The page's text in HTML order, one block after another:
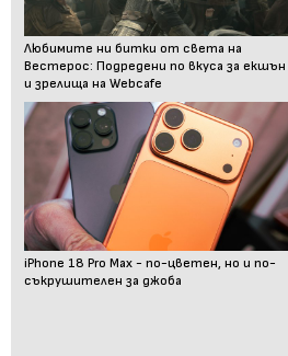
Любимите ни битки от света на
Вестерос: Подредени по вкуса за екшън
и зрелища на Webcafe
iPhone 18 Pro Max - по-цветен, но и по-
съкрушителен за джоба